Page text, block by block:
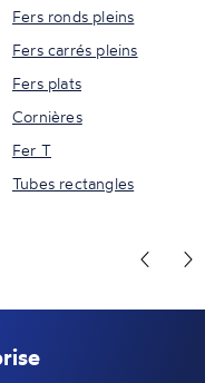
Fers ronds pleins
Fers carrés pleins
Fers plats
Cornières
Fer T
Tubes rectangles